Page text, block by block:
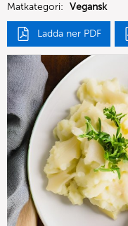
Matkategori: Vegansk
Ladda ner PDF